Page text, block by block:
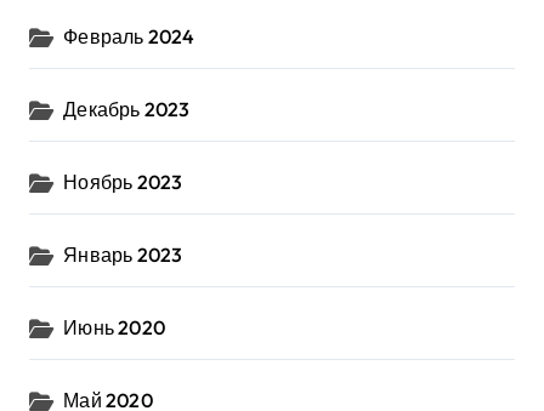
Февраль 2024
Декабрь 2023
Ноябрь 2023
Январь 2023
Июнь 2020
Май 2020